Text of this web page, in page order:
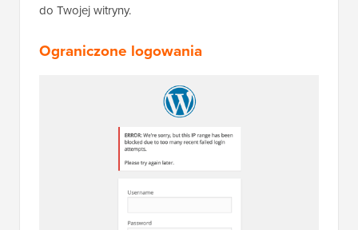
do Twojej witryny.
Ograniczone logowania